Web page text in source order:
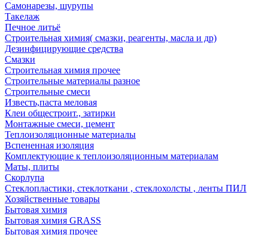
Самонарезы, шурупы
Такелаж
Печное литьё
Строительная химия( смазки, реагенты, масла и др)
Дезинфицирующие средства
Смазки
Строительная химия прочее
Строительные материалы разное
Строительные смеси
Известь,паста меловая
Клеи общестроит., затирки
Монтажные смеси, цемент
Теплоизоляционные материалы
Вспененная изоляция
Комплектующие к теплоизоляционным материалам
Маты, плиты
Скорлупа
Стеклопластики, стеклоткани , стеклохолсты , ленты ПИЛ
Хозяйственные товары
Бытовая химия
Бытовая химия GRASS
Бытовая химия прочее